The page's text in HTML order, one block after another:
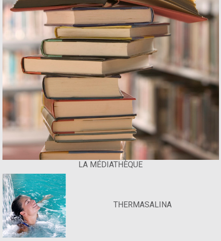
LA MÉDIATHÈQUE
THERMASALINA